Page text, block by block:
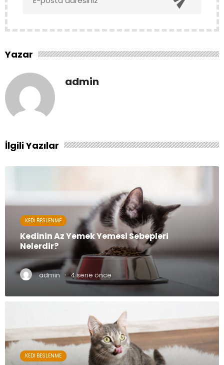
Yazar
admin
İlgili Yazılar
KEDI BESLENME
Kedinin Az Yemek Yemesi Sebepleri
Nelerdir?
admin · 4 sene önce
KEDI BESLENME